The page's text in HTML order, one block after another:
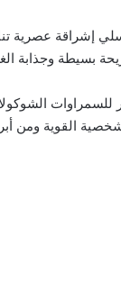
إشراقة عصرية
بسيطة وجذابة
للسمراوات
القوية ومن أبرز